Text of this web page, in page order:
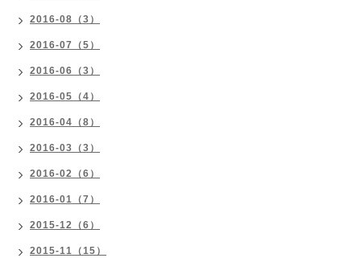
2016-08（3）
2016-07（5）
2016-06（3）
2016-05（4）
2016-04（8）
2016-03（3）
2016-02（6）
2016-01（7）
2015-12（6）
2015-11（15）